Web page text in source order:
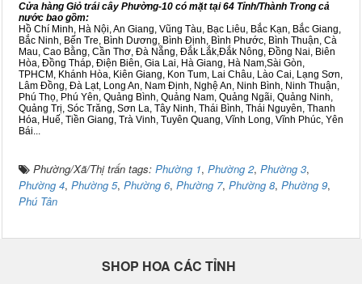
Cửa hàng Giỏ trái cây Phường-10 có mặt tại 64 Tỉnh/Thành Trong cả
nước bao gồm:
Hồ Chí Minh, Hà Nội, An Giang, Vũng Tàu, Bạc Liêu, Bắc Kạn, Bắc Giang,
Bắc Ninh, Bến Tre, Bình Dương, Bình Định, Bình Phước, Bình Thuận, Cà
Mau, Cao Bằng, Cần Thơ, Đà Nẵng, Đắk Lắk,Đắk Nông, Đồng Nai, Biên
Hòa, Đồng Tháp, Điện Biên, Gia Lai, Hà Giang, Hà Nam,Sài Gòn,
TPHCM, Khánh Hòa, Kiên Giang, Kon Tum, Lai Châu, Lào Cai, Lạng Sơn,
Lâm Đồng, Đà Lạt, Long An, Nam Định, Nghệ An, Ninh Bình, Ninh Thuận,
Phú Thọ, Phú Yên, Quảng Bình, Quảng Nam, Quảng Ngãi, Quảng Ninh,
Quảng Trị, Sóc Trăng, Sơn La, Tây Ninh, Thái Bình, Thái Nguyên, Thanh
Hóa, Huế, Tiền Giang, Trà Vinh, Tuyên Quang, Vĩnh Long, Vĩnh Phúc, Yên
Bái...
Phường/Xã/Thị trấn tags: Phường 1, Phường 2, Phường 3,
Phường 4, Phường 5, Phường 6, Phường 7, Phường 8, Phường 9,
Phú Tân
SHOP HOA CÁC TỈNH